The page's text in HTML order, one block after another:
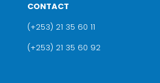
CONTACT
(+253) 21 35 60 11
(+253) 21 35 60 92